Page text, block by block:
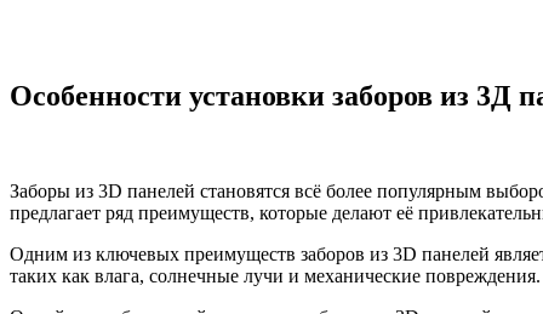
Особенности установки заборов из 3Д
Заборы из 3D панелей становятся всё более популярным
предлагает ряд преимуществ, которые делают её
Одним из ключевых преимуществ заборов из 3D панелей
таких как влага, солнечные лучи и механические